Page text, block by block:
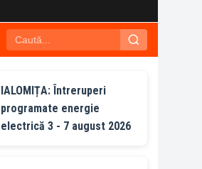
IALOMIȚA: Întreruperi
programate energie
electrică 3 - 7 august 2026